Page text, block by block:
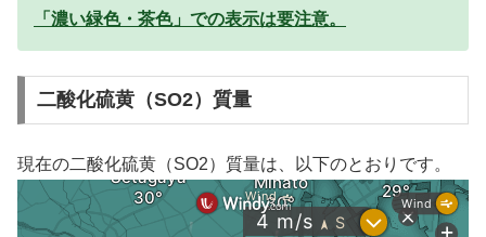
「濃い緑色・茶色」での表示は要注意。
二酸化硫黄（SO2）質量
現在の二酸化硫黄（SO2）質量は、以下のとおりです。